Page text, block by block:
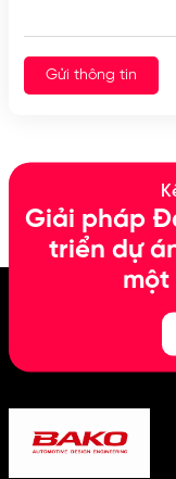
Gửi thông tin
Giải pháp
triển dự
một